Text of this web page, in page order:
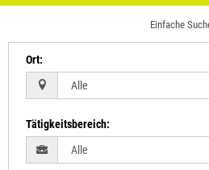
Einfache
Ort:
Tätigkeitsbereich: